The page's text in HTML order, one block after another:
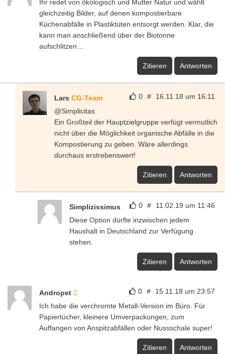
Ihr redet von ökologisch und Mutter Natur und wählt
gleichzeitig Bilder, auf denen kompostierbare
Küchenabfälle in Plastiktüten entsorgt werden. Klar, die
kann man anschließend über der Biotonne
aufschlitzen…
Zitieren Antworten
0 # 16.11.18 um 16:11
Lars CG-Team
@Simplicitas
Ein Großteil der Hauptzielgruppe verfügt vermutlich
nicht über die Möglichkeit organische Abfälle in die
Kompostierung zu geben. Wäre allerdings
durchaus erstrebenswert!
Zitieren Antworten
0 # 11.02.19 um 11:46
Simplizissimus
Diese Option dürfte inzwischen jedem
Haushalt in Deutschland zur Verfügung
stehen.
Zitieren Antworten
0 # 15.11.18 um 23:57
Andropet
Ich habe die verchromte Metall-Version im Büro. Für
Papiertücher, kleinere Umverpackungen, zum
Auffangen von Anspitzabfällen oder Nussschale super!
Zitieren Antworten